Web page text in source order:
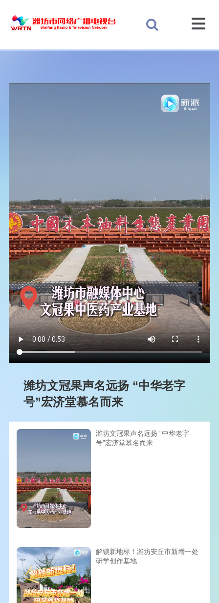
潍坊文冠果声名远扬 “中华老字
号”宏济堂慕名而来
潍坊文冠果声名远扬 “中华老字
号”宏济堂慕名而来
解锁新地标！潍坊安丘市新增一处
研学创作基地